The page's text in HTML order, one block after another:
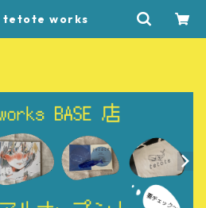
tetote works